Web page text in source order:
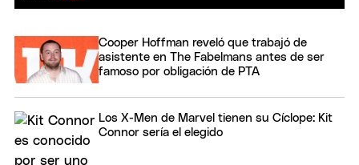
Cooper Hoffman reveló que trabajó de
asistente en The Fabelmans antes de ser
famoso por obligación de PTA
Los X-Men de Marvel tienen su Cíclope: Kit
Connor sería el elegido